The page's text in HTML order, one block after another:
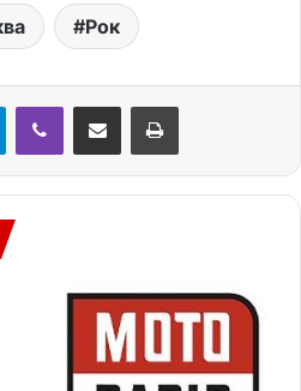
Рок
TelegramViber Поделиться через электронную почту Печатать